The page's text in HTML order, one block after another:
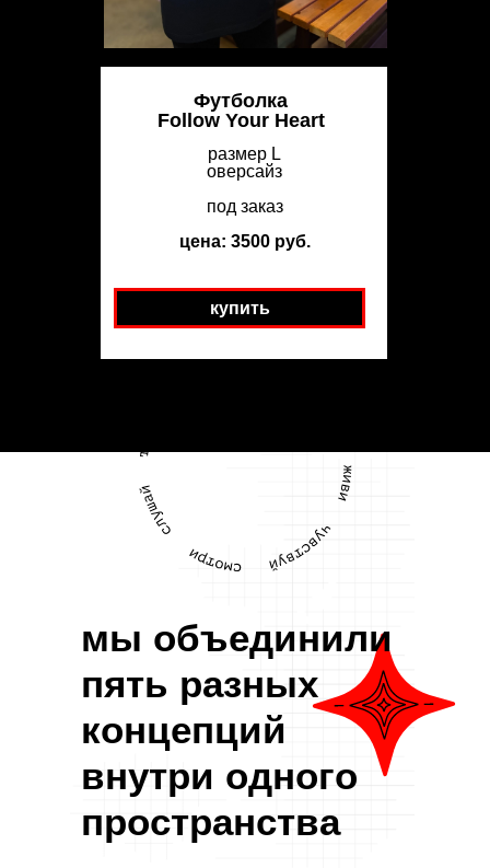
Футболка
Follow Your Heart
размер L
оверсайз
под заказ
цена: 3500 руб.
купить
мы объединили
пять разных
концепций
внутри одного
пространства